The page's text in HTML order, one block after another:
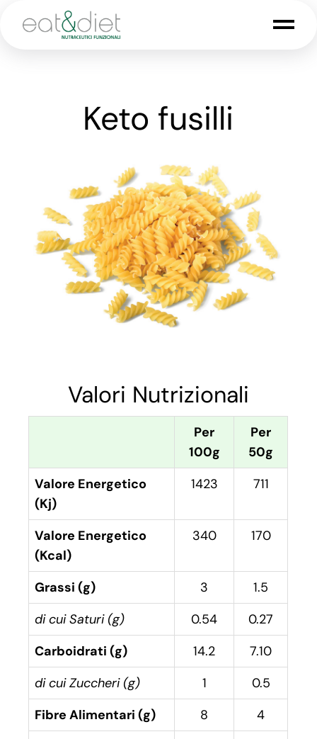
Keto fusilli
Valori Nutrizionali
Per
100g
Per
50g
Valore Energetico
(Kj)
1423 711
Valore Energetico
(Kcal)
340 170
Grassi (g) 3
1.5
di cui Saturi (g)
0.54
0.27
Carboidrati (g)
14.2
7.10
di cui Zuccheri (g)
1
0.5
Fibre Alimentari (g)
8
4